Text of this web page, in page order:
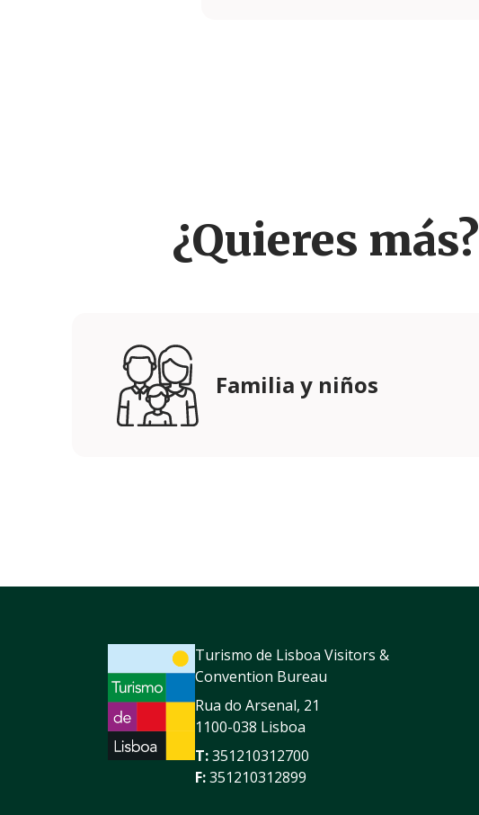
¿Quieres más?
Familia y niños
Turismo de Lisboa Visitors &
Convention Bureau
Rua do Arsenal, 21
1100-038 Lisboa
T:351210312700
F:351210312899